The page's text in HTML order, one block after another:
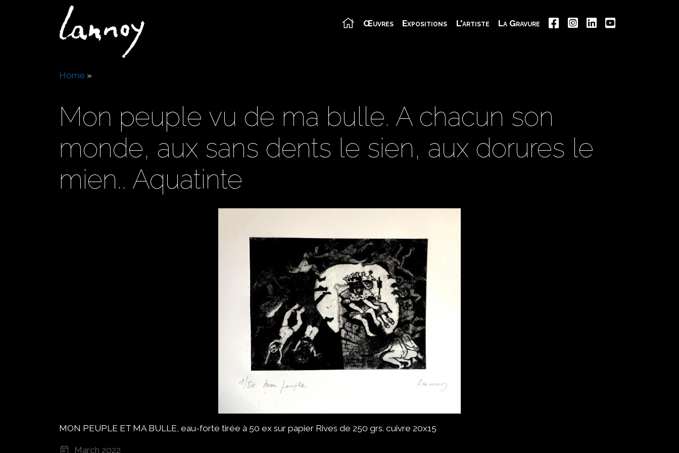
Navigation
principale
Œuvres Expositions L'artiste La Gravure
Breadcrumb
Home
Mon peuple vu de ma bulle. A chacun son
monde, aux sans dents le sien, aux dorures le
mien.. Aquatinte
MON PEUPLE ET MA BULLE, eau-forte tirée à 50 ex sur papier Rives de 250 grs. cuivre 20x15
March 2022